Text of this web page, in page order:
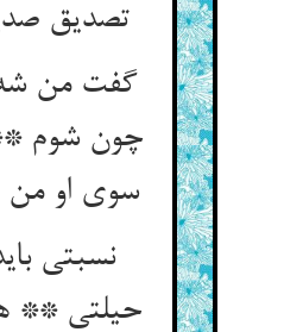
تصدیق صدیق آمده‌‌
گفت من شه
چون شوم **
نسبتی
حیلتی **